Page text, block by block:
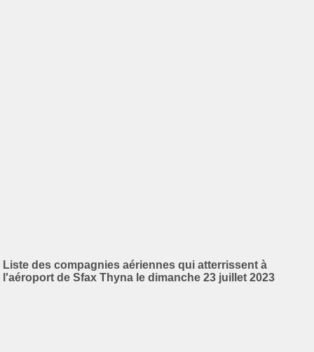
Liste des compagnies aériennes qui atterrissent à
l'aéroport de Sfax Thyna le dimanche 23 juillet 2023